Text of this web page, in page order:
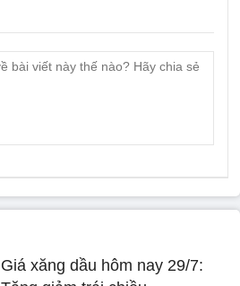
Giá xăng dầu hôm nay 29/7: